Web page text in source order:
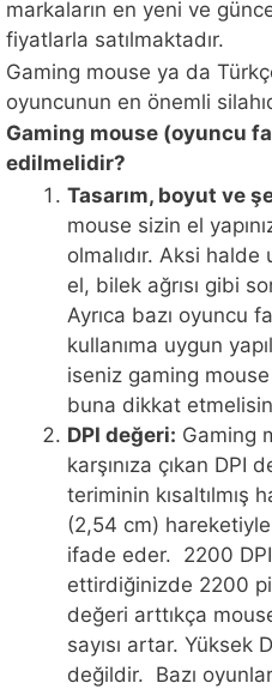
markaların en yeni ve
fiyatlarla satılmaktadır.
Gaming mouse ya da
oyuncunun en önemli
Gaming mouse (oyuncu
edilmelidir?
Tasarım, boyut ve
mouse sizin el
olmalıdır. Aksi
el, bilek ağrısı gibi
Ayrıca bazı oyuncu
kullanıma uygun
iseniz gaming
buna dikkat
DPI değeri: Gaming
karşınıza çıkan DPI
teriminin kısaltılmış
(2,54 cm)
ifade eder. 2200
ettirdiğinizde 2200
değeri arttıkça
sayısı artar. Yüksek
değildir. Bazı